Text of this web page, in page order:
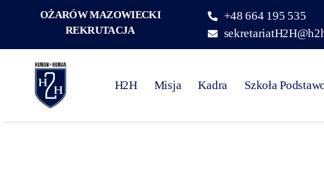
OŻARÓW MAZOWIECKI
REKRUTACJA
+48 664 195 535
H2H Misja Kadra Szkoła